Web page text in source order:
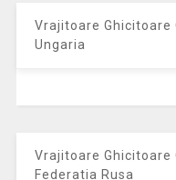
Vrajitoare
Ungaria
Vrajitoare
Federatia Rusa